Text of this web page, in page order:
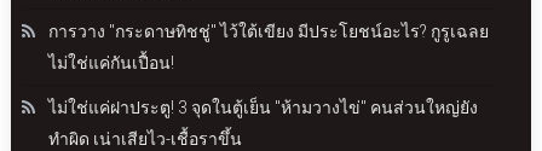
การวาง "กระดาษทิชชู่" ไว้ใต้เขียง มีประโยชน์อะไร? กูรูเฉลย
ไม่ใช่แค่กันเปื้อน!
ไม่ใช่แค่ฝาประตู! 3 จุดในตู้เย็น "ห้ามวางไข่" คนส่วนใหญ่ยัง
ทำผิด เน่าเสียไว-เชื้อราขึ้น